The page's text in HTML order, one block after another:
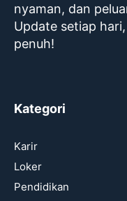
nyaman, dan
Update setiap
penuh!
Kategori
Karir
Loker
Pendidikan